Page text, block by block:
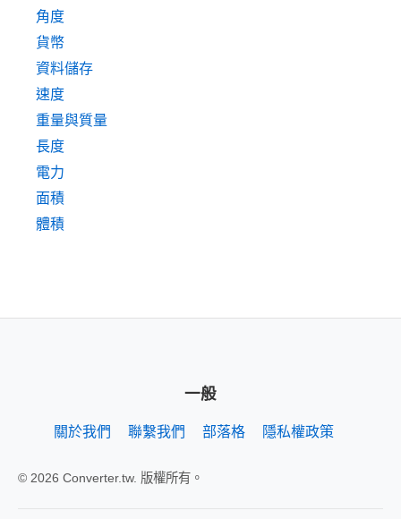
角度
貨幣
資料儲存
速度
重量與質量
長度
電力
面積
體積
一般
關於我們 聯繫我們 部落格 隱私權政策
© 2026 Converter.tw. 版權所有。